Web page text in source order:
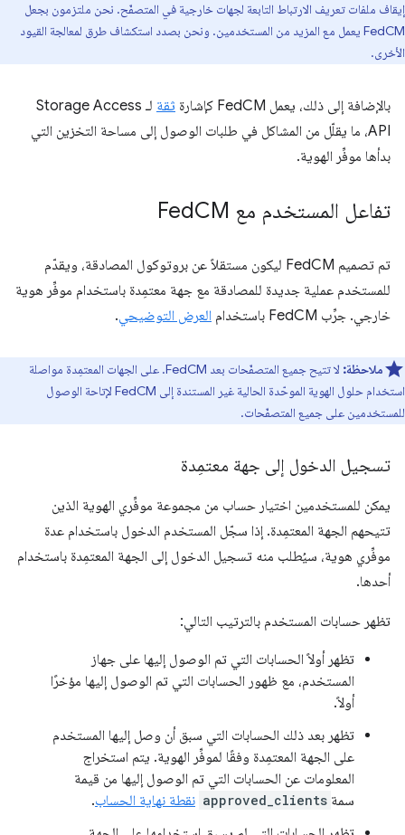
إيقاف ملفات تعريف الارتباط التابعة لجهات خارجية في المتصفّح. نحن ملتزمون بجعل
FedCM يعمل مع المزيد من المستخدمين. ونحن بصدد استكشاف طرق لمعالجة القيود
الأخرى.
بالإضافة إلى ذلك، يعمل FedCM كإشارة ثقة
لـ Storage Access
API، ما يقلّل من المشاكل في طلبات الوصول إلى مساحة التخزين التي
بدأها موفِّر الهوية.
تفاعل المستخدم مع Fed CM
تم تصميم FedCM ليكون مستقلاً عن بروتوكول المصادقة، ويقدّم
للمستخدم عملية جديدة للمصادقة مع جهة معتمِدة باستخدام موفِّر هوية
خارجي. جرِّب FedCM باستخدام
العرض التوضيحي.
ملاحظة:
لا تتيح جميع المتصفّحات بعد FedCM. على الجهات المعتمِدة مواصلة
استخدام حلول الهوية الموحّدة الحالية غير المستندة إلى FedCM لإتاحة الوصول
للمستخدمين على جميع المتصفّحات.
تسجيل الدخول إلى جهة معتمِدة
يمكن للمستخدمين اختيار حساب من مجموعة موفِّري الهوية الذين
تتيحهم الجهة المعتمِدة. إذا سجّل المستخدم الدخول باستخدام عدة
موفِّري هوية، سيُطلب منه تسجيل الدخول إلى الجهة المعتمِدة باستخدام
أحدها.
تظهر حسابات المستخدم بالترتيب التالي:
تظهر أولاً الحسابات التي تم الوصول إليها على جهاز
المستخدم، مع ظهور الحسابات التي تم الوصول إليها مؤخرًا
أولاً.
تظهر بعد ذلك الحسابات التي سبق أن وصل إليها المستخدم
على الجهة المعتمِدة وفقًا لموفِّر الهوية. يتم استخراج
المعلومات عن الحسابات التي تم الوصول إليها من قيمة
سمة approved_clients نقطة نهاية الحساب.